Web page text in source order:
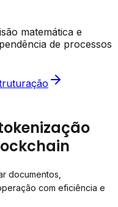
matemática e
de processos
documentos,
com eficiência e